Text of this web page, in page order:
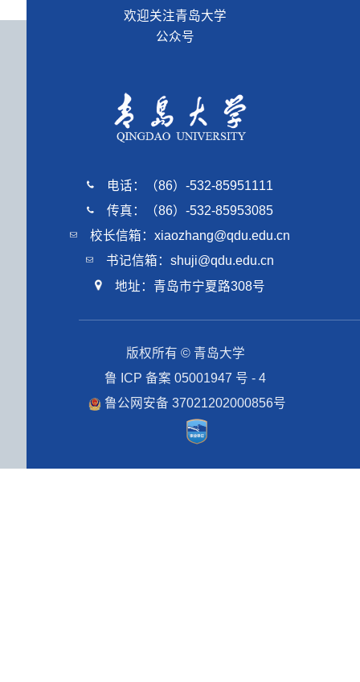
欢迎关注青岛大学
公众号
电话：（86）-532-85951111
传真：（86）-532-85953085
校长信箱：xiaozhang@qdu.edu.cn
书记信箱：shuji@qdu.edu.cn
地址：青岛市宁夏路308号
版权所有 © 青岛大学
鲁 ICP 备案 05001947 号 - 4
鲁公网安备 37021202000856号